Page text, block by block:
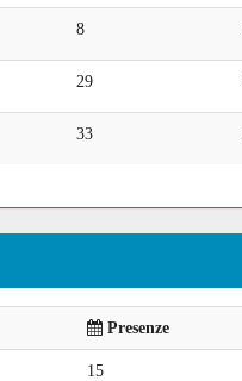
8
29
33
Presenze
15